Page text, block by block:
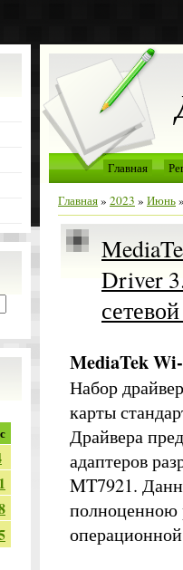
Главная
Главная» 2023 » Июнь
Driver
MediaTek
Набор
карты
Драйвера
адаптеров
MT7921.
полноценною